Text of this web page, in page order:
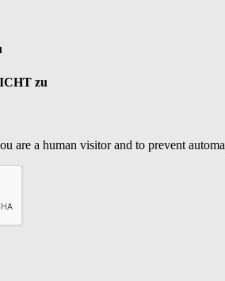
zu
are a human visitor and to prevent